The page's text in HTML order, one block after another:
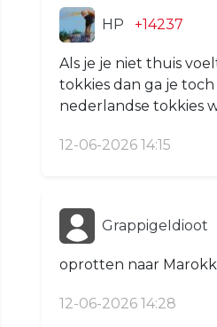
HP +14237
Als je je niet thuis
tokkies dan ga je
nederlandse tokkies
12-06-2026 14:15
GrappigeIdioot
oprotten naar
12-06-2026 14:28